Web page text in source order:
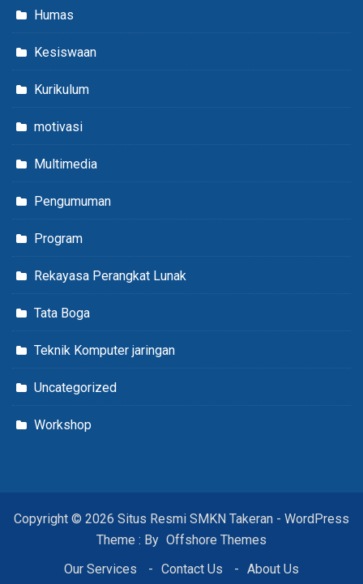
Humas
Kesiswaan
Kurikulum
motivasi
Multimedia
Pengumuman
Program
Rekayasa Perangkat Lunak
Tata Boga
Teknik Komputer jaringan
Uncategorized
Workshop
Copyright © 2026 Situs Resmi SMKN Takeran - WordPress
Theme : By Offshore Themes
Our Services
Contact Us About Us